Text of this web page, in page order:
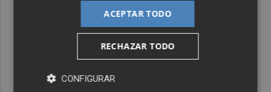
ACEPTAR TODO
RECHAZAR TODO
CONFIGURAR